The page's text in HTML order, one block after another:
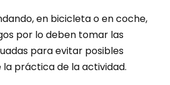
en bicicleta o en coche,
por lo deben tomar las
para evitar posibles
práctica de la actividad.